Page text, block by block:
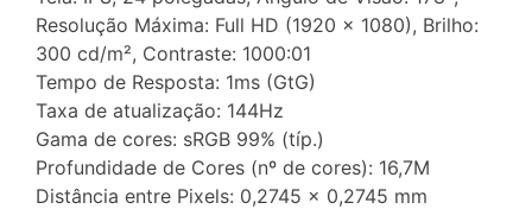
Resolução Máxima: Full HD (1920 x 1080), Brilho:
300 cd/m², Contraste: 1000:01
Tempo de Resposta: 1ms (GtG)
Taxa de atualização: 144Hz
Gama de cores: sRGB 99% (típ.)
Profundidade de Cores (nº de cores): 16,7M
Distância entre Pixels: 0,2745 x 0,2745 mm